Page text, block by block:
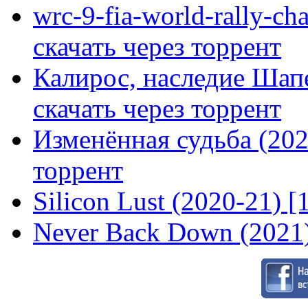
wrc-9-fia-world-rally-
скачать через торрент
Калирос, наследие
скачать через торрент
Изменённая судьба
торрент
Silicon Lust (2020-21)
Never Back Down